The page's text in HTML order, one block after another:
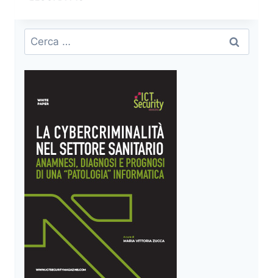
IN
VS
KASPERSKY
Ricerca
per: